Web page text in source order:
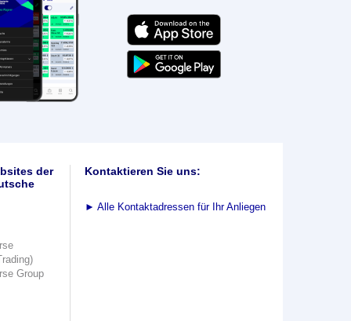
der
Group
Kontaktieren Sie uns:
► Alle Kontaktadressen für Ihr Anliegen